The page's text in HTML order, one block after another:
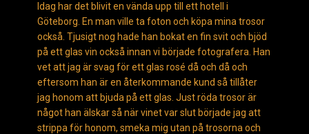
Idag har det blivit en vända upp till ett hotell i
Göteborg. En man ville ta foton och köpa mina trosor
också. Tjusigt nog hade han bokat en fin svit och bjöd
på ett glas vin också innan vi började fotografera. Han
vet att jag är svag för ett glas rosé då och då och
eftersom han är en återkommande kund så tillåter
jag honom att bjuda på ett glas. Just röda trosor är
något han älskar så när vinet var slut började jag att
strippa för honom, smeka mig utan på trosorna och